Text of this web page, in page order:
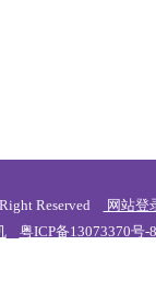
Reserved
网站登
粤ICP备13073370号-8